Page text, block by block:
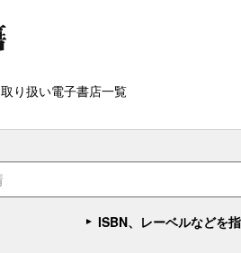
取り扱い電子書店一覧
ISBN、レーベルなどを